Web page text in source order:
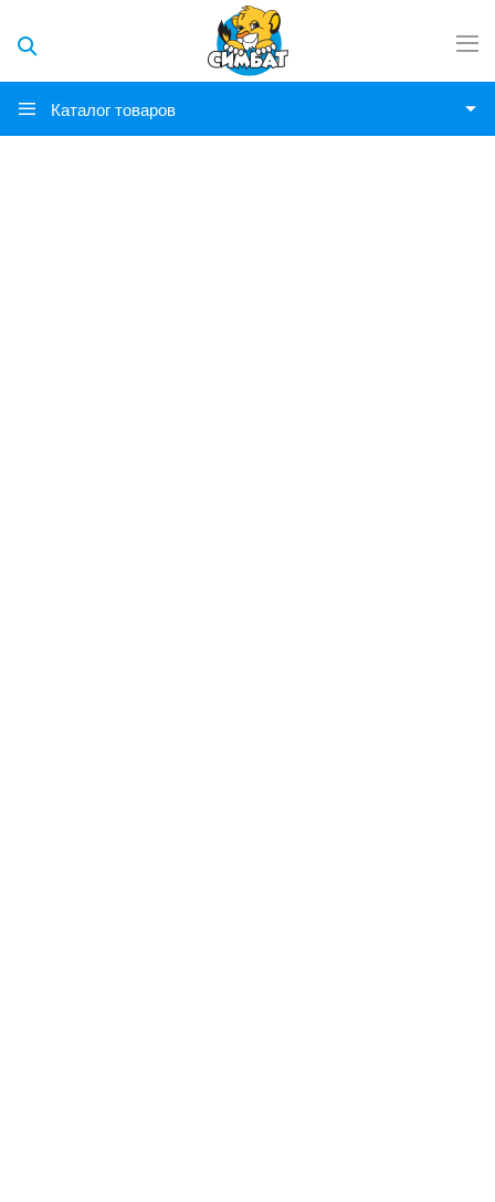
Каталог товаров